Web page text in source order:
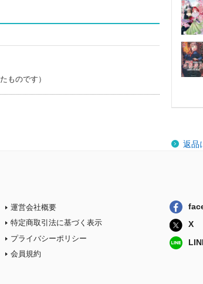
ものです）
返品
運営会社概要
特定商取引法に基づく表示
プライバシーポリシー
会員規約
X